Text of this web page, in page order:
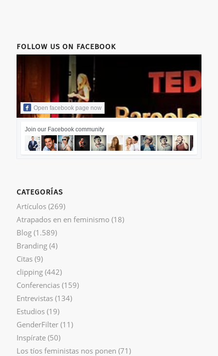
FOLLOW US ON FACEBOOK
Open facebook page now
Join our Facebook community
CATEGORÍAS
Artículos(269)
Atrapados en en feminismo (18)
Blog(1.589)
Branding(4)
Citas(9)
clipping(442)
Conferencias(159)
Entrevistas(134)
Estudios(19)
GenderFilter(11)
Inspírate(50)
Los tíos feministas nos ponen (71)